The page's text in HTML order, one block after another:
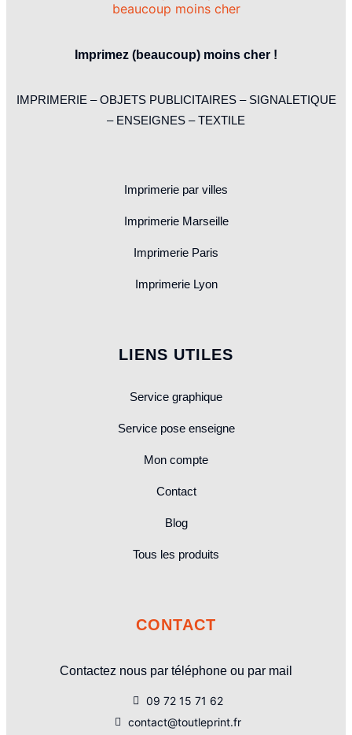
Imprimez (beaucoup) moins cher !
IMPRIMERIE – OBJETS PUBLICITAIRES – SIGNALETIQUE
– ENSEIGNES – TEXTILE
Imprimerie par villes
Imprimerie Marseille
Imprimerie Paris
Imprimerie Lyon
LIENS UTILES
Service graphique
Service pose enseigne
Mon compte
Contact
Blog
Tous les produits
CONTACT
Contactez nous par téléphone ou par mail
09 72 15 71 62
contact@toutleprint.fr